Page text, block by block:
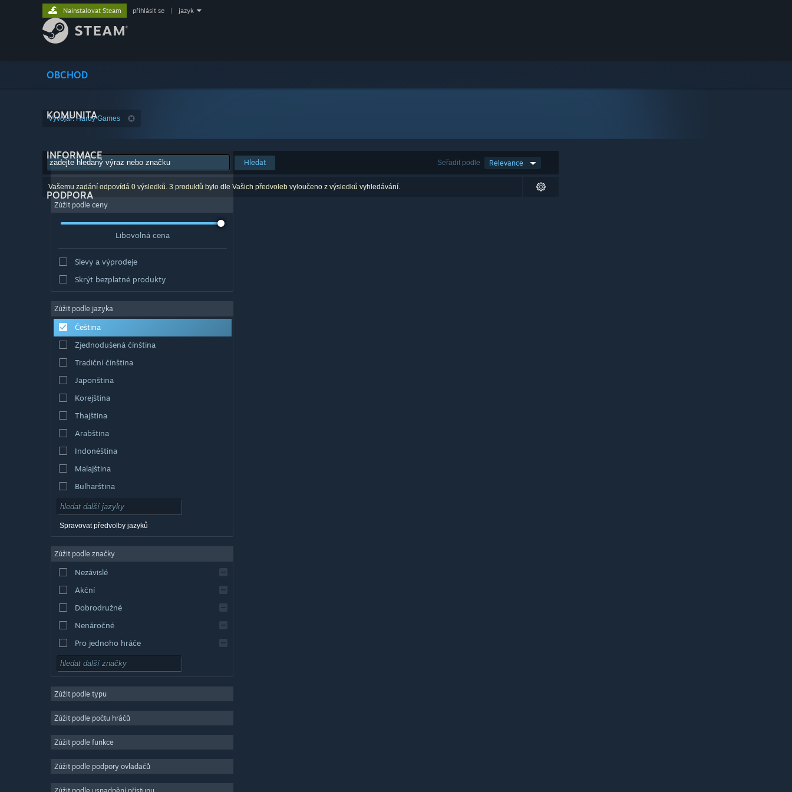
OBCHOD
KOMUNITA
INFORMACE
PODPORA
Nainstalovat Steam přihlásit se jazyk
Vývojář: Hardy Games
Seřadit podle Relevance
Hledat
Vašemu zadání odpovídá 0 výsledků. 3 produktů bylo dle Vašich předvoleb vyloučeno z výsledků vyhledávání.
Zúžit podle ceny
Libovolná cena
Slevy a výprodeje
Skrýt bezplatné produkty
Zúžit podle jazyka
Čeština
Zjednodušená čínština
Tradiční čínština
Japonština
Korejština
Thajština
Arabština
Indonéština
Malajština
Bulharština
Dánština
Němčina
Evropská španělština
Latin. španělština
Řečtina
Spravovat předvolby jazyků
Zúžit podle značky
Nezávislé
Akční
Dobrodružné
Nenáročné
Pro jednoho hráče
Simulátory
Strategické
2D
Free to play
Zúžit podle typu
Zúžit podle počtu hráčů
Zúžit podle funkce
Zúžit podle podpory ovladačů